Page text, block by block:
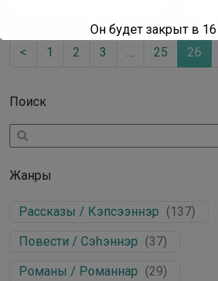
< 1 2 3 … 25 26
Поиск
Жанры
Рассказы / Кэпсээннэр (137)
Повести / Сэһэннэр (37)
Романы / Романнар (29)
Он будет закрыт в 16